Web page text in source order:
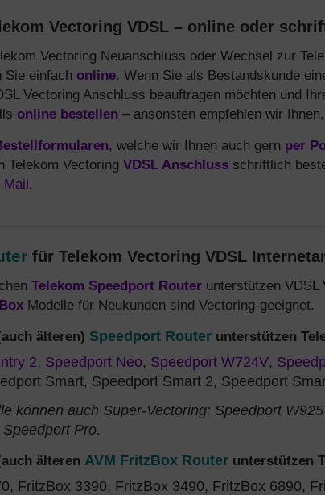
Vectoring VDSL – online oder
Vectoring Neuanschluss oder Wechsel zur
Sie einfach online. Wenn Sie als Bestandskunde
Vectoring Anschluss beauftragen möchten und
online bestellen – ansonsten empfehlen wir Ihnen,
, welche wir Ihnen auch gern per
Telekom Vectoring VDSL Anschluss schriftlich
Mail.
für Telekom Vectoring VDSL
Telekom Speedport Router unterstützen
Modelle für Neukunden sind Vectoring-geeignet.
älteren) Speedport Router unterstützen
2, Speedport Neo, Speedport W724V,
Smart, Speedport Smart 2, Speedport
können auch Super-Vectoring: Speedport
Pro.
älteren AVM FritzBox Router unterstützen
FritzBox 3390, FritzBox 3490, FritzBox 6890,